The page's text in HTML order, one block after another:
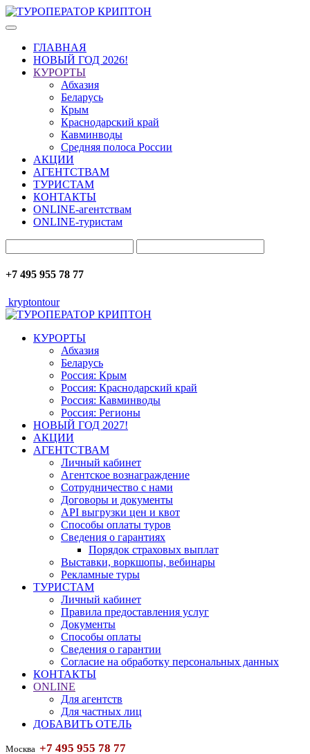
ГЛАВНАЯ
НОВЫЙ ГОД 2026!
КУРОРТЫ
Абхазия
Беларусь
Крым
Краснодарский край
Кавминводы
Средняя полоса России
АКЦИИ
АГЕНТСТВАМ
ТУРИСТАМ
КОНТАКТЫ
ONLINE-агентствам
ONLINE-туристам
+7 495 955 78 77
kryptontour
КУРОРТЫ
Абхазия
Беларусь
Россия: Крым
Россия: Краснодарский край
Россия: Кавминводы
Россия: Регионы
НОВЫЙ ГОД 2027!
АКЦИИ
АГЕНТСТВАМ
Личный кабинет
Агентское вознаграждение
Сотрудничество с нами
Договоры и документы
API выгрузки цен и квот
Способы оплаты туров
Сведения о гарантиях
Порядок страховых выплат
Выставки, воркшопы, вебинары
Рекламные туры
ТУРИСТАМ
Личный кабинет
Правила предоставления услуг
Документы
Способы оплаты
Сведения о гарантии
Согласие на обработку персональных данных
КОНТАКТЫ
ONLINE
Для агентств
Для частных лиц
ДОБАВИТЬ ОТЕЛЬ
Москва +7 495 955 78 77